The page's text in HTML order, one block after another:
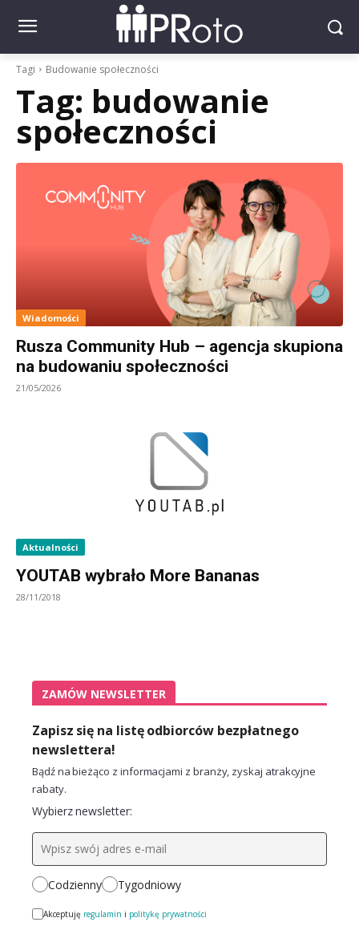
Tagi Budowanie społeczności
Tag: budowanie
społeczności
Wiadomości
Rusza Community Hub – agencja skupiona
na budowaniu społeczności
21/05/2026
Aktualności
YOUTAB wybrało More Bananas
28/11/2018
ZAMÓW NEWSLETTER
Zapisz się na listę odbiorców bezpłatnego
newslettera!
Bądź na bieżąco z informacjami z branży, zyskaj atrakcyjne
rabaty.
Wybierz newsletter:
Codzienny Tygodniowy
Akceptuję regulamin i politykę prywatności